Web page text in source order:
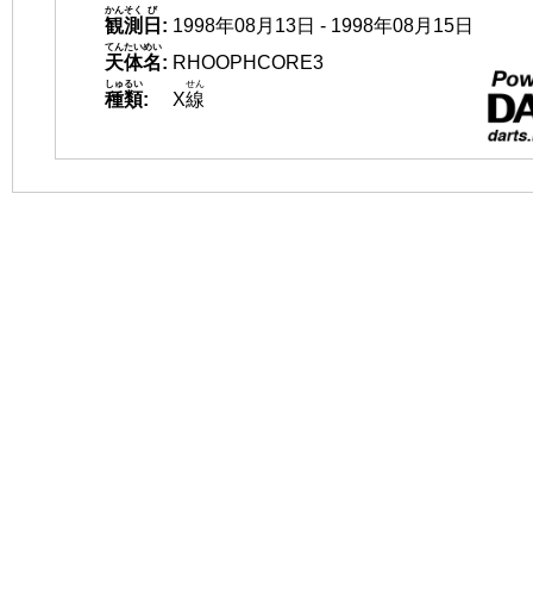
観測
かんそく
日
び
: 1998年08月13日 - 1998年08月15日
天体名
てんたいめい
: RHOOPHCORE3
種類
しゅるい
: X線
せん